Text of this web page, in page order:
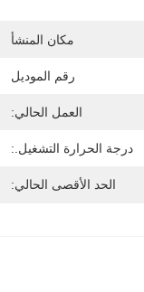
مكان المنشأ
رقم الموديل
العمل الحالي:
درجة الحرارة التشغيل.:
الحد الأقصى الحالي: